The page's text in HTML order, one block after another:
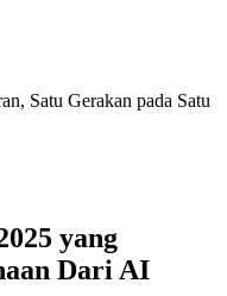
Satu Gerakan pada Satu
yang
Dari AI